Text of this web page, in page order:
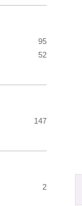
95
52
147
2